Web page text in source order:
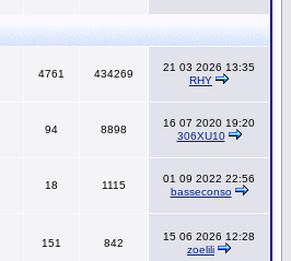
4761 434269
21 03 2026 13:35
RHY
94 8898
16 07 2020 19:20
306XU10
18 1115
01 09 2022 22:56
basseconso
151 842
15 06 2026 12:28
zoelili